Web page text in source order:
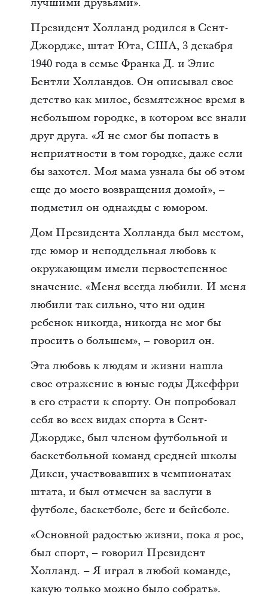
Президент Холланд родился в Сент-
Джордже, штат Юта, США, 3 декабря
1940 года в семье Франка Д. и Элис
Бентли Холландов. Он описывал свое
детство как милое, безмятежное время в
небольшом городке, в котором все знали
друг друга. «Я не смог бы попасть в
неприятности в том городке, даже если
бы захотел. Моя мама узнала бы об этом
еще до моего возвращения домой», –
подметил он однажды с юмором.
Дом Президента Холланда был местом,
где юмор и неподдельная любовь к
окружающим имели первостепенное
значение. «Меня всегда любили. И меня
любили так сильно, что ни один
ребенок никогда, никогда не мог бы
просить о большем», – говорил он.
Эта любовь к людям и жизни нашла
свое отражение в юные годы Джеффри
в его страсти к спорту. Он попробовал
себя во всех видах спорта в Сент-
Джордже, был членом футбольной и
баскетбольной команд средней школы
Дикси, участвовавших в чемпионатах
штата, и был отмечен за заслуги в
футболе, баскетболе, беге и бейсболе.
«Основной радостью жизни, пока я рос,
был спорт, – говорил Президент
Холланд. – Я играл в любой команде,
какую только можно было собрать».